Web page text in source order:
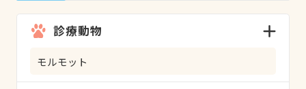
診療動物
モルモット